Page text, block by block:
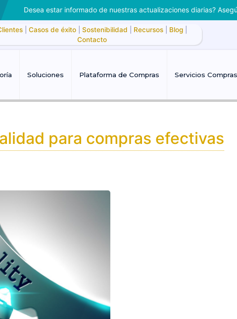
Desea estar informado de nuestras actualizaciones diarias?
| Casos de éxito| Sostenibilidad Recursos| Blog|
Contacto
Soluciones Plataforma de Compras Servicios Compras
para compras efectivas